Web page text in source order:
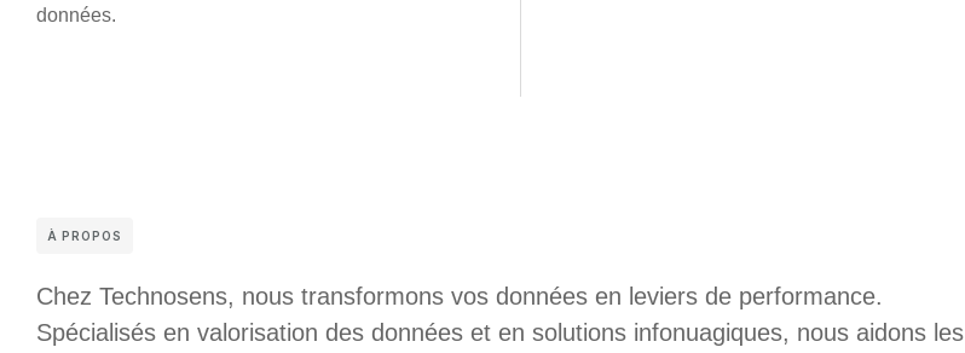
données.
À PROPOS
Chez Technosens, nous transformons vos données en leviers de performance.
Spécialisés en valorisation des données et en solutions infonuagiques, nous aidons les